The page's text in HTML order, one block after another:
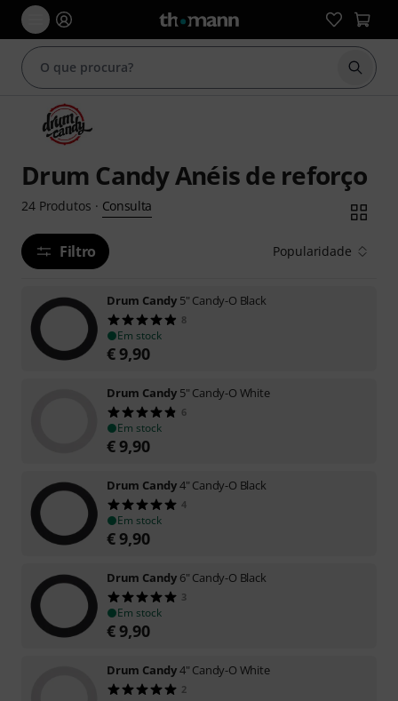
Iniciar
Drum Candy Anéis de reforço
24 Produtos · Consulta
Filtro Popularidade
Drum Candy 5" Candy-O Black
8
Em stock
€9,90
Drum Candy 5" Candy-O White
6
Em stock
€9,90
Drum Candy4" Candy-O Black
4
Em stock
€9,90
Drum Candy 6" Candy-O Black
3
Em stock
€9,90
Drum Candy4" Candy-O White
2